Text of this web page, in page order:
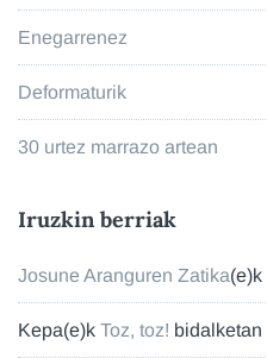
Enegarrenez
Deformaturik
30 urtez marrazo artean
Iruzkin berriak
Josune Aranguren Zatika(e)k
Kepa(e)k Toz, toz! bidalketan